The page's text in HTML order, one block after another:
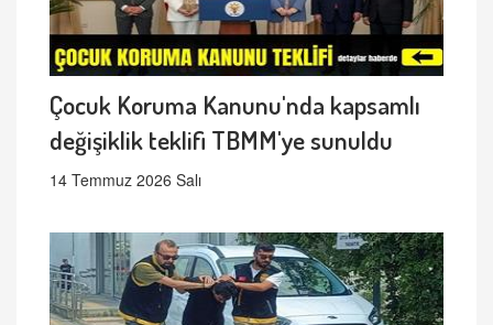
Çocuk Koruma Kanunu'nda kapsamlı
değişiklik teklifi TBMM'ye sunuldu
14 Temmuz 2026 Salı